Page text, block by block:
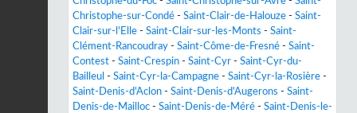
Christophe-sur-Condé - Saint-Clair-de-Halouze - Saint-
Clair-sur-l'Elle - Saint-Clair-sur-les-Monts - Saint-
Clément-Rancoudray - Saint-Côme-de-Fresné - Saint-
Contest - Saint-Crespin - Saint-Cyr - Saint-Cyr-du-
Bailleul - Saint-Cyr-la-Campagne - Saint-Cyr-la-Rosière -
Saint-Denis-d'Aclon - Saint-Denis-d'Augerons - Saint-
Denis-de-Mailloc - Saint-Denis-de-Méré - Saint-Denis-le-